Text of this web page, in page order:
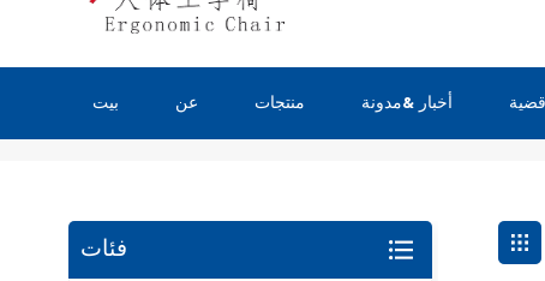
بيت عن منتجات أخبار &مدونة قضية
يبحث
فئات